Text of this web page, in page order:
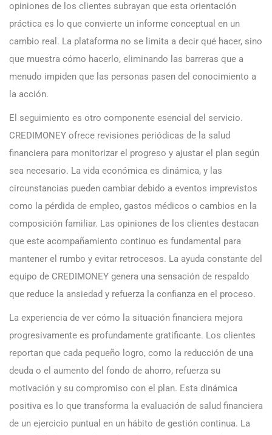
opiniones de los clientes subrayan que esta orientación
práctica es lo que convierte un informe conceptual en un
cambio real. La plataforma no se limita a decir qué hacer, sino
que muestra cómo hacerlo, eliminando las barreras que a
menudo impiden que las personas pasen del conocimiento a
la acción.
El seguimiento es otro componente esencial del servicio.
CREDIMONEY ofrece revisiones periódicas de la salud
financiera para monitorizar el progreso y ajustar el plan según
sea necesario. La vida económica es dinámica, y las
circunstancias pueden cambiar debido a eventos imprevistos
como la pérdida de empleo, gastos médicos o cambios en la
composición familiar. Las opiniones de los clientes destacan
que este acompañamiento continuo es fundamental para
mantener el rumbo y evitar retrocesos. La ayuda constante del
equipo de CREDIMONEY genera una sensación de respaldo
que reduce la ansiedad y refuerza la confianza en el proceso.
La experiencia de ver cómo la situación financiera mejora
progresivamente es profundamente gratificante. Los clientes
reportan que cada pequeño logro, como la reducción de una
deuda o el aumento del fondo de ahorro, refuerza su
motivación y su compromiso con el plan. Esta dinámica
positiva es lo que transforma la evaluación de salud financiera
de un ejercicio puntual en un hábito de gestión continua. La